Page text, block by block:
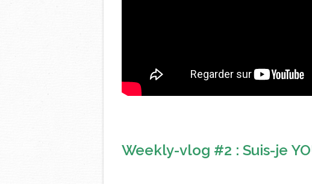
Weekly-vlog #2 : Suis-je